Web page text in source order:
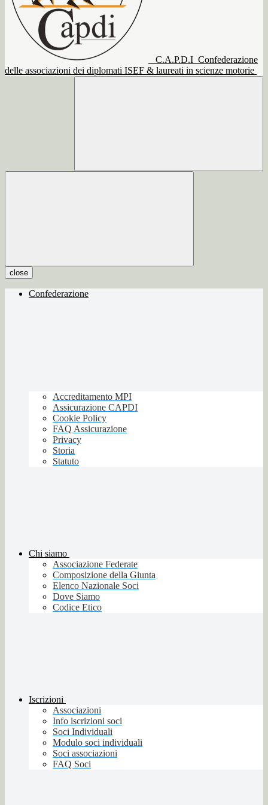
C.A.P.D.I Confederazione
delle associazioni dei diplomati ISEF & laureati in scienze motorie
close
Confederazione
Accreditamento MPI
Assicurazione CAPDI
Cookie Policy
FAQ Assicurazione
Privacy
Storia
Statuto
Chi siamo
Associazione Federate
Composizione della Giunta
Elenco Nazionale Soci
Dove Siamo
Codice Etico
Iscrizioni
Associazioni
Info iscrizioni soci
Soci Individuali
Modulo soci individuali
Soci associazioni
FAQ Soci